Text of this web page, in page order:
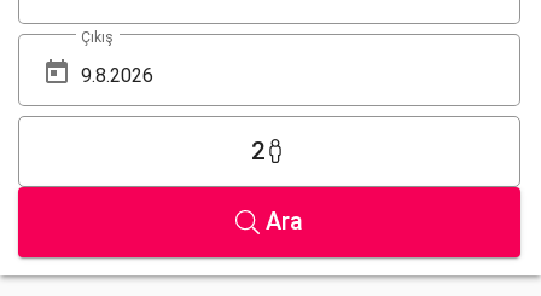
Çıkış
2
Ara